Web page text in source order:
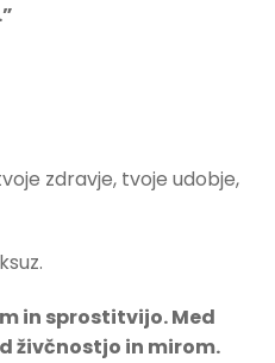
zdravje, tvoje udobje,
in sprostitvijo. Med
živčnostjo in mirom.